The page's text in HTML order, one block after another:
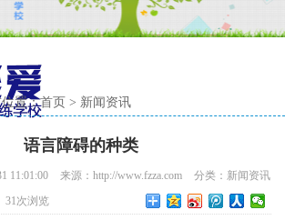
置：首页 > 新闻资讯
语言障碍的种类
11:01:00 来源：http://www.fzza.com 分类： 新闻资讯
31次浏览